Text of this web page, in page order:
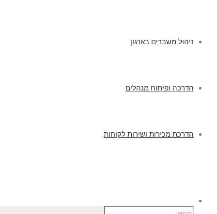
ניהול משברים בארגון
הדרכה ופיתוח מנהלים
הדרכת מכירות ושירות לקוחות